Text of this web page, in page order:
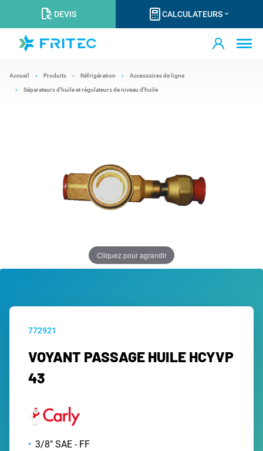
DEVIS CALCULATEURS
Accueil Produits Réfrigération Accessoires de ligne
Séparateurs d'huile et régulateurs de niveau d'huile
Cliquez pour agrandir
772921
VOYANT PASSAGE HUILE HCYVP
43
3/8" SAE - FF